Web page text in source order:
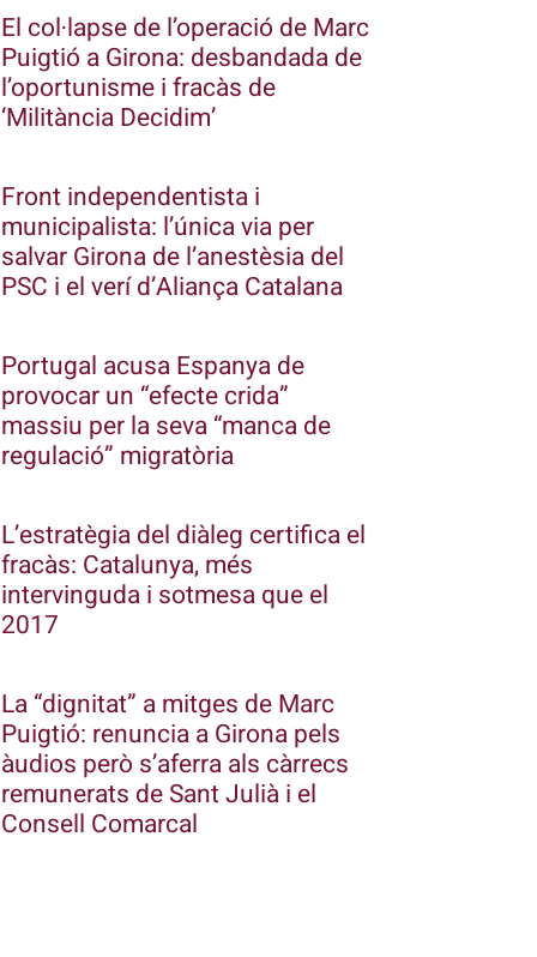
El col·lapse de l’operació de Marc
Puigtió a Girona: desbandada de
l’oportunisme i fracàs de
‘Militància Decidim’
Front independentista i
municipalista: l’única via per
salvar Girona de l’anestèsia del
PSC i el verí d’Aliança Catalana
Portugal acusa Espanya de
provocar un “efecte crida”
massiu per la seva “manca de
regulació” migratòria
L’estratègia del diàleg certifica el
fracàs: Catalunya, més
intervinguda i sotmesa que el
2017
La “dignitat” a mitges de Marc
Puigtió: renuncia a Girona pels
àudios però s’aferra als càrrecs
remunerats de Sant Julià i el
Consell Comarcal